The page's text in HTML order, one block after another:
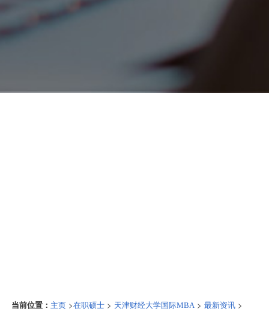
当前位置： 主页 >在职硕士 > 天津财经大学国际MBA >最新资讯 >